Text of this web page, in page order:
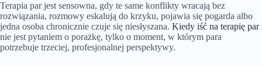
Terapia par jest sensowna, gdy te same konflikty wracają bez
rozwiązania, rozmowy eskalują do krzyku, pojawia się pogarda albo
jedna osoba chronicznie czuje się niesłyszana. Kiedy iść na terapię par
nie jest pytaniem o porażkę, tylko o moment, w którym para
potrzebuje trzeciej, profesjonalnej perspektywy.